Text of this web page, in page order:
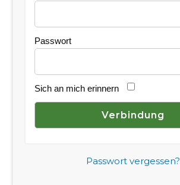
Passwort
Sich an mich erinnern
Passwort vergessen?